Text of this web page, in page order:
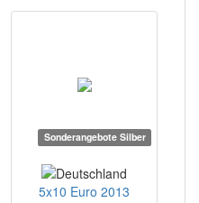
Sonderangebote Silber
5x10 Euro 2013